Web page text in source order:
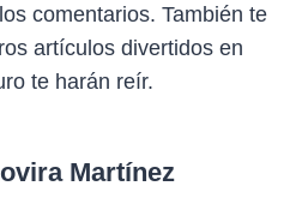
comentarios. También te
artículos divertidos en
te harán reír.
Martínez